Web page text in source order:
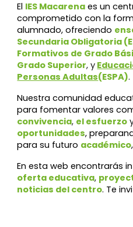
El IES Macarena es un
comprometido con la
alumnado, ofreciendo
Secundaria Obligatoria
Formativos de Grado
Grado Superior, y
Personas Adultas(ESPA).
Nuestra comunidad
para fomentar valores
convivencia, el esfuerzo
oportunidades,
para su futuro académico,
En esta web encontrarás
oferta educativa,
noticias del centro. Te